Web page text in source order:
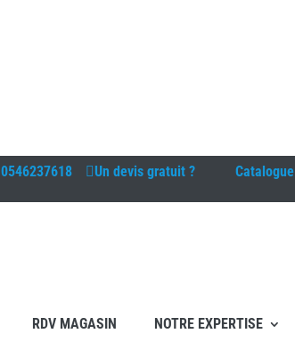
0546237618 Un devis gratuit ? Catalogue
RDV MAGASIN
NOTRE EXPERTISE